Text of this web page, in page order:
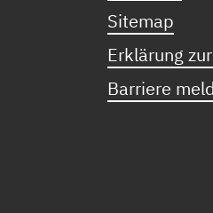
Sitemap
Erklärung
Barriere